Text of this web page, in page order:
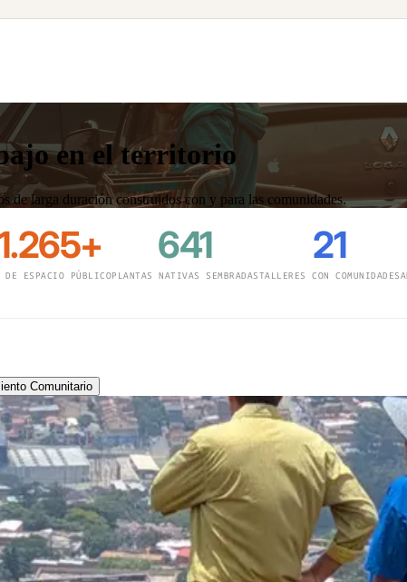
en el territorio
de larga duración construidos con y para las comunidades.
DE ESPACIO PÚBLICO
641
PLANTAS NATIVAS SEMBRADAS
21
TALLERES CON COMUNIDADES
Comunitario